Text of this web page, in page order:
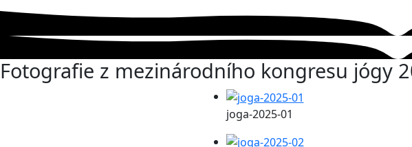
Fotografie z mezinárodního kongresu jógy
joga-2025-01